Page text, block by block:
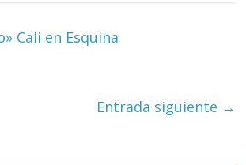
Cali en Esquina
Entrada siguiente →